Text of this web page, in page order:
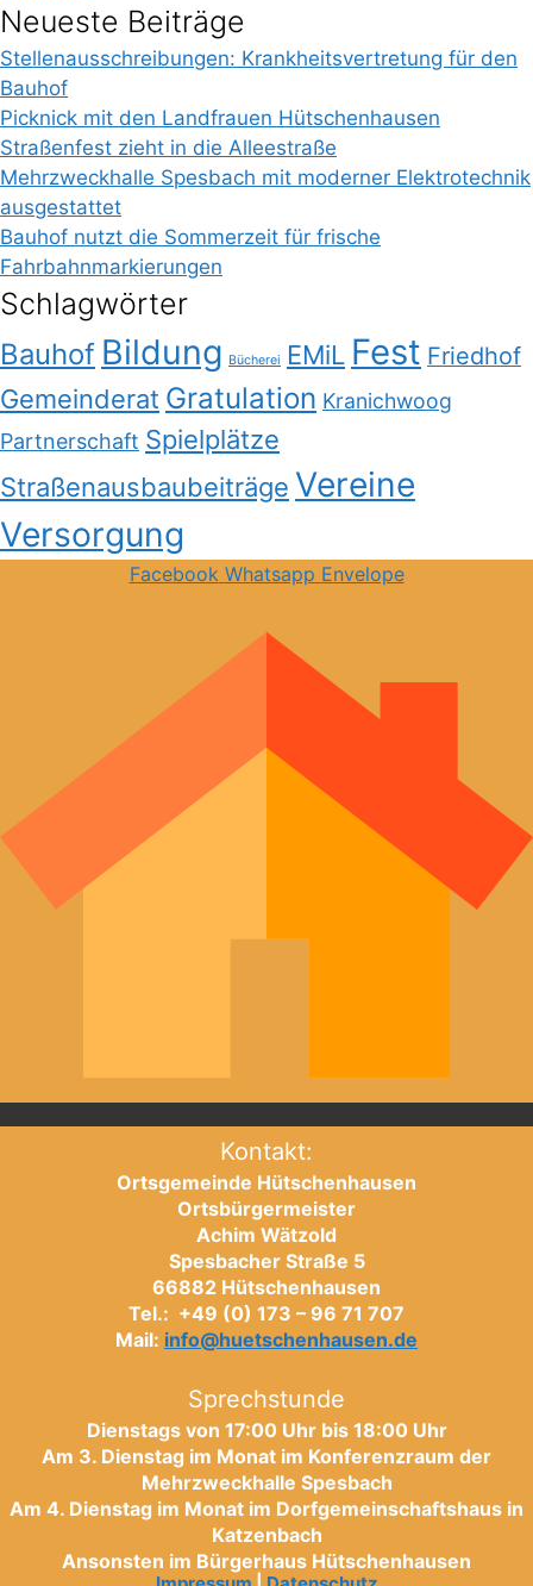
Neueste Beiträge
Stellenausschreibungen: Krankheitsvertretung für den
Bauhof
Picknick mit den Landfrauen Hütschenhausen
Straßenfest zieht in die Alleestraße
Mehrzweckhalle Spesbach mit moderner Elektrotechnik
ausgestattet
Bauhof nutzt die Sommerzeit für frische
Fahrbahnmarkierungen
Schlagwörter
Bauhof Bildung Bücherei EMiL Fest Friedhof
Gemeinderat Gratulation Kranichwoog
Partnerschaft Spielplätze
Straßenausbaubeiträge Vereine
Versorgung
Facebook Whatsapp Envelope
Kontakt:
Ortsgemeinde Hütschenhausen
Ortsbürgermeister
Achim Wätzold
Spesbacher Straße 5
66882 Hütschenhausen
Tel.: +49 (0) 173 – 96 71 707
Mail: info@huetschenhausen.de
Sprechstunde
Dienstags von 17:00 Uhr bis 18:00 Uhr
Am 3. Dienstag im Monat im Konferenzraum der
Mehrzweckhalle Spesbach
Am 4. Dienstag im Monat im Dorfgemeinschaftshaus in
Katzenbach
Ansonsten im Bürgerhaus Hütschenhausen